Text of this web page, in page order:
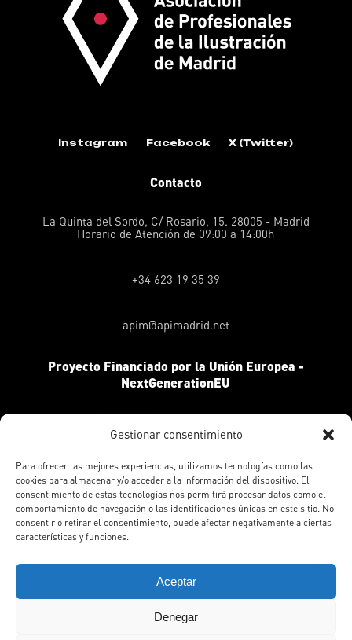
Gestionar consentimiento
Para ofrecer las mejores experiencias, utilizamos tecnologías como las
cookies para almacenar y/o acceder a la información del dispositivo. El
consentimiento de estas tecnologías nos permitirá procesar datos como el
comportamiento de navegación o las identificaciones únicas en este sitio. No
consentir o retirar el consentimiento, puede afectar negativamente a ciertas
características y funciones.
Aceptar
Denegar
Instagram Facebook X (Twitter)
Contacto
La Quinta del Sordo, C/ Rosario, 15. 28005 - Madrid
Horario de Atención de 09:00 a 14:00h
+34 623 19 35 39
apim@apimadrid.net
Proyecto Financiado por la Unión Europea -
NextGenerationEU
APIM © Todos los derechos reservados © 2026 | Todas las
ilustraciones © de sus respectivos autores. Diseño